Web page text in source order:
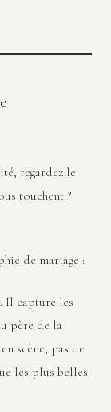
regardez le
touchent ?
de mariage :
Il capture les
père de la
scène, pas de
les plus belles